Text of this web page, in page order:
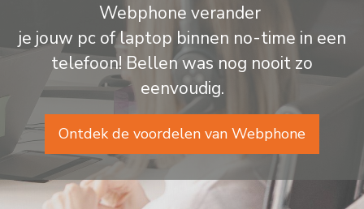
Webphone verander
je jouw pc of laptop binnen no-time in een
telefoon! Bellen was nog nooit zo
eenvoudig.
Ontdek de voordelen van Webphone